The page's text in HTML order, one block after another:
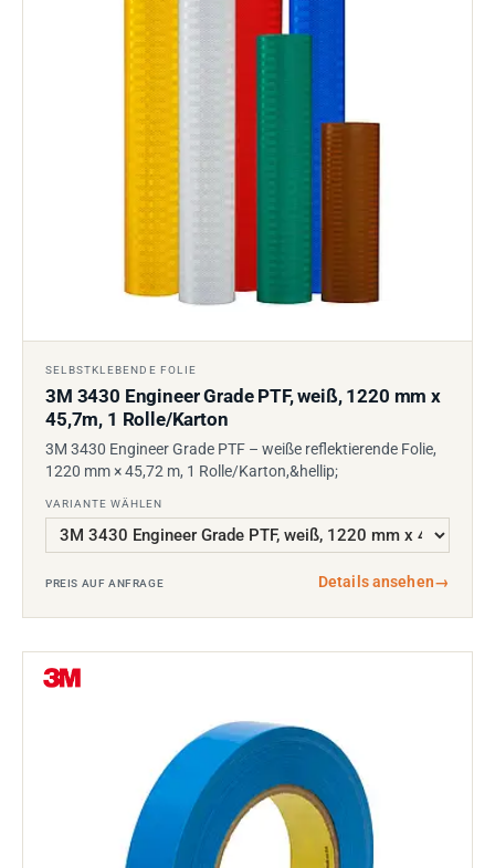
SELBSTKLEBENDE FOLIE
3M 3430 Engineer Grade PTF, weiß, 1220 mm x
45,7m, 1 Rolle/Karton
3M 3430 Engineer Grade PTF – weiße reflektierende Folie,
1220 mm × 45,72 m, 1 Rolle/Karton,&hellip;
VARIANTE WÄHLEN
PREIS AUF ANFRAGE Details ansehen→